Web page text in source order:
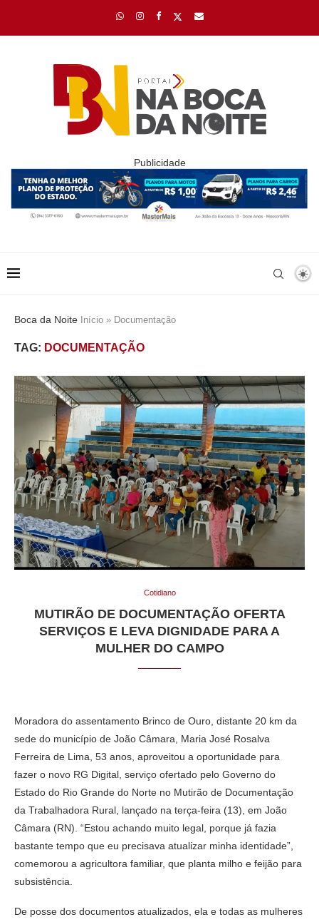
Publicidade
Boca da Noite Início » Documentação
TAG: DOCUMENTAÇÃO
Cotidiano
MUTIRÃO DE DOCUMENTAÇÃO OFERTA
SERVIÇOS E LEVA DIGNIDADE PARA A
MULHER DO CAMPO
Moradora do assentamento Brinco de Ouro, distante 20 km da
sede do município de João Câmara, Maria José Rosalva
Ferreira de Lima, 53 anos, aproveitou a oportunidade para
fazer o novo RG Digital, serviço ofertado pelo Governo do
Estado do Rio Grande do Norte no Mutirão de Documentação
da Trabalhadora Rural, lançado na terça-feira (13), em João
Câmara (RN). “Estou achando muito legal, porque já fazia
bastante tempo que eu precisava atualizar minha identidade”,
comemorou a agricultora familiar, que planta milho e feijão para
subsistência.
De posse dos documentos atualizados, ela e todas as mulheres